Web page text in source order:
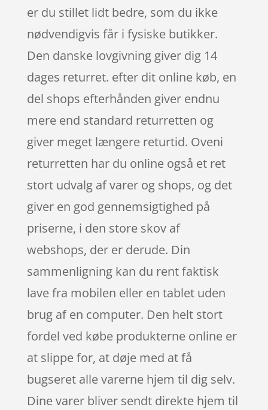
er du stillet lidt bedre, som du ikke
nødvendigvis får i fysiske butikker.
Den danske lovgivning giver dig 14
dages returret. efter dit online køb, en
del shops efterhånden giver endnu
mere end standard returretten og
giver meget længere returtid. Oveni
returretten har du online også et ret
stort udvalg af varer og shops, og det
giver en god gennemsigtighed på
priserne, i den store skov af
webshops, der er derude. Din
sammenligning kan du rent faktisk
lave fra mobilen eller en tablet uden
brug af en computer. Den helt stort
fordel ved købe produkterne online er
at slippe for, at døje med at få
bugseret alle varerne hjem til dig selv.
Dine varer bliver sendt direkte hjem til